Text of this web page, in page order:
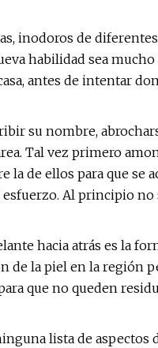
inodoros de
habilidad sea mucho
antes de intentar
su nombre,
Tal vez primero
de ellos para que se
Al principio no
hacia atrás es la
la piel en la región
que no queden
lista de aspectos